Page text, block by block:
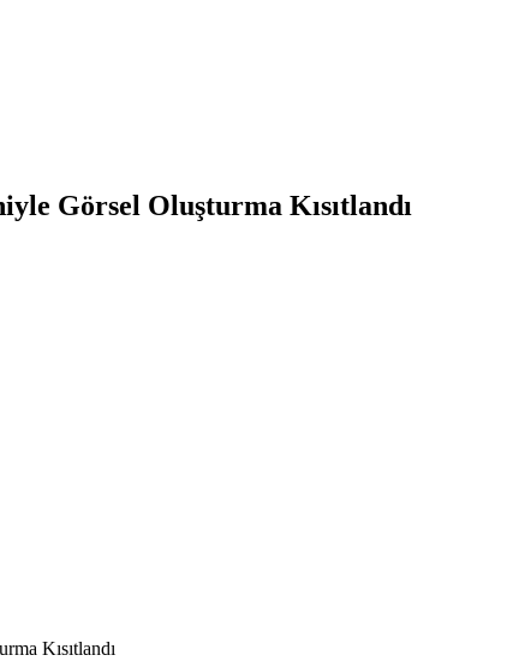
Görsel Oluşturma Kısıtlandı